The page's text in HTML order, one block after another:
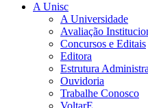
A Unisc
A Universidade
Avaliação
Concursos e Editais
Editora
Estrutura
Ouvidoria
Trabalhe Conosco
VoltarE